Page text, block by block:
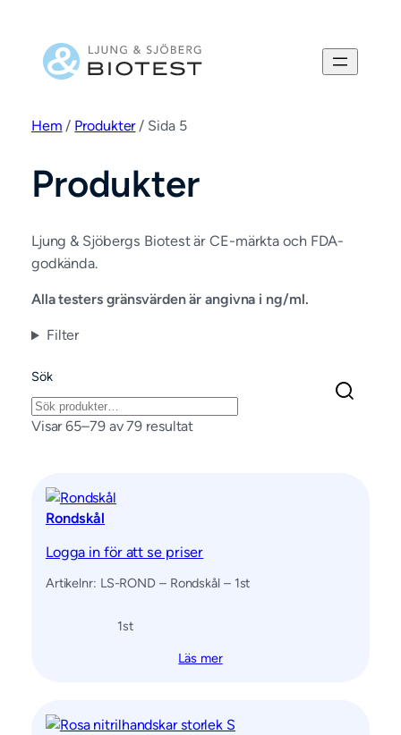
innehåll
Hem / Produkter/ Sida 5
Produkter
Ljung & Sjöbergs Biotest är CE-märkta och FDA-
godkända.
Alla testers gränsvärden är angivna i ng/ml.
Filter
Sök
Search
Visar 65–79 av 79 resultat
Rondskål
Logga in för att se priser
Artikelnr: LS-ROND – Rondskål – 1st
1st
Läs mer